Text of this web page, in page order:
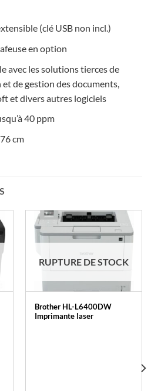
(clé USB non incl.)
en option
avec les solutions tierces de
de gestion des documents,
et divers autres logiciels
40 ppm
cm
RUPTURE DE STOCK
Brother HL-L6400DW
Imprimante laser